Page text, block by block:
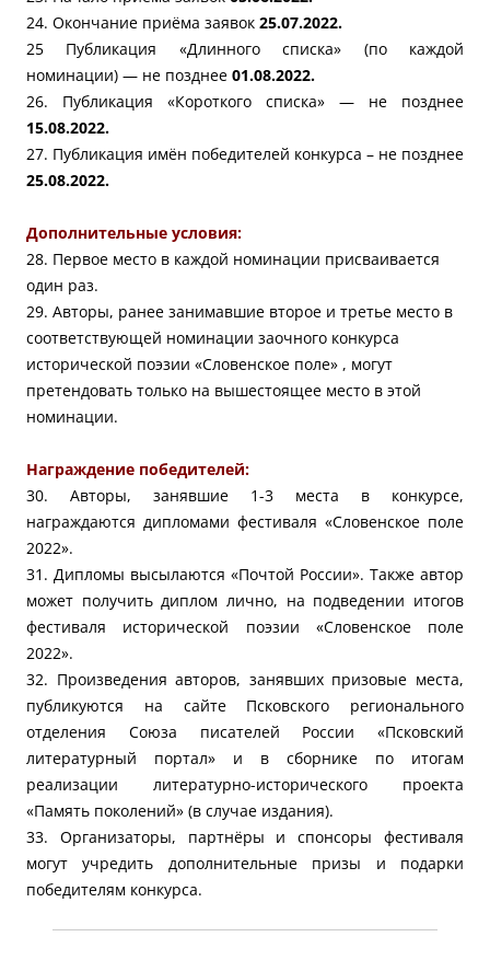
24. Окончание приёма заявок 25.07.2022.
25 Публикация «Длинного списка» (по каждой
номинации) — не позднее 01.08.2022.
26. Публикация «Короткого списка» — не позднее
15.08.2022.
27. Публикация имён победителей конкурса – не позднее
25.08.2022.
Дополнительные условия:
28. Первое место в каждой номинации присваивается
один раз.
29. Авторы, ранее занимавшие второе и третье место в
соответствующей номинации заочного конкурса
исторической поэзии «Словенское поле» , могут
претендовать только на вышестоящее место в этой
номинации.
Награждение победителей:
30. Авторы, занявшие 1-3 места в конкурсе,
награждаются дипломами фестиваля «Словенское поле
2022».
31. Дипломы высылаются «Почтой России». Также автор
может получить диплом лично, на подведении итогов
фестиваля исторической поэзии «Словенское поле
2022».
32. Произведения авторов, занявших призовые места,
публикуются на сайте Псковского регионального
отделения Союза писателей России «Псковский
литературный портал» и в сборнике по итогам
реализации литературно-исторического проекта
«Память поколений» (в случае издания).
33. Организаторы, партнёры и спонсоры фестиваля
могут учредить дополнительные призы и подарки
победителям конкурса.